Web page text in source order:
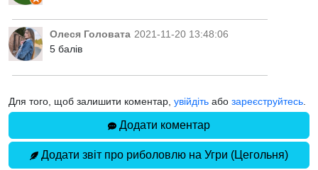
Олеся Головата 2021-11-20 13:48:06
5 балів
Для того, щоб залишити коментар, увійдіть або зареєструйтесь
Додати коментар
Додати звіт про риболовлю на Угри (Цегольня)